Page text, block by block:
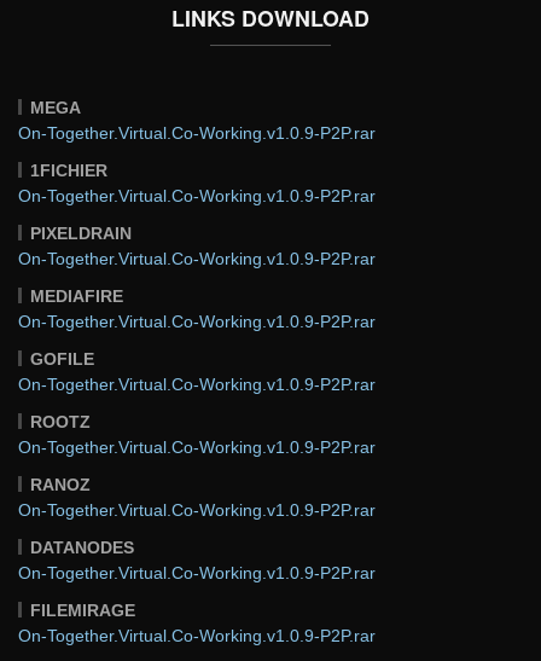
LINKS DOWNLOAD
MEGA
On-Together.Virtual.Co-Working.v1.0.9-P2P.rar
1FICHIER
On-Together.Virtual.Co-Working.v1.0.9-P2P.rar
PIXELDRAIN
On-Together.Virtual.Co-Working.v1.0.9-P2P.rar
MEDIAFIRE
On-Together.Virtual.Co-Working.v1.0.9-P2P.rar
GOFILE
On-Together.Virtual.Co-Working.v1.0.9-P2P.rar
ROOTZ
On-Together.Virtual.Co-Working.v1.0.9-P2P.rar
RANOZ
On-Together.Virtual.Co-Working.v1.0.9-P2P.rar
DATANODES
On-Together.Virtual.Co-Working.v1.0.9-P2P.rar
FILEMIRAGE
On-Together.Virtual.Co-Working.v1.0.9-P2P.rar